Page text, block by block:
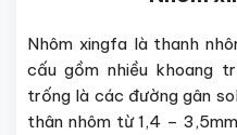
Nhôm xingfa là thanh
cấu gồm nhiều khoang
trống là các đường gân
thân nhôm từ 1,4 –